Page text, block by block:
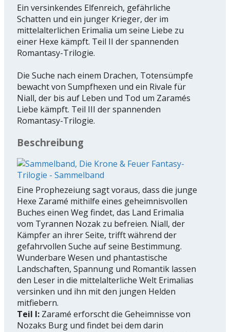
Ein versinkendes Elfenreich, gefährliche
Schatten und ein junger Krieger, der im
mittelalterlichen Erimalia um seine Liebe zu
einer Hexe kämpft. Teil II der spannenden
Romantasy-Trilogie.
Die Suche nach einem Drachen, Totensümpfe
bewacht von Sumpfhexen und ein Rivale für
Niall, der bis auf Leben und Tod um Zaramés
Liebe kämpft. Teil III der spannenden
Romantasy-Trilogie.
Beschreibung
Eine Prophezeiung sagt voraus, dass die junge
Hexe Zaramé mithilfe eines geheimnisvollen
Buches einen Weg findet, das Land Erimalia
vom Tyrannen Nozak zu befreien. Niall, der
Kämpfer an ihrer Seite, trifft während der
gefahrvollen Suche auf seine Bestimmung.
Wunderbare Wesen und phantastische
Landschaften, Spannung und Romantik lassen
den Leser in die mittelalterliche Welt Erimalias
versinken und ihn mit den jungen Helden
mitfiebern.
Teil I: Zaramé erforscht die Geheimnisse von
Nozaks Burg und findet bei dem darin